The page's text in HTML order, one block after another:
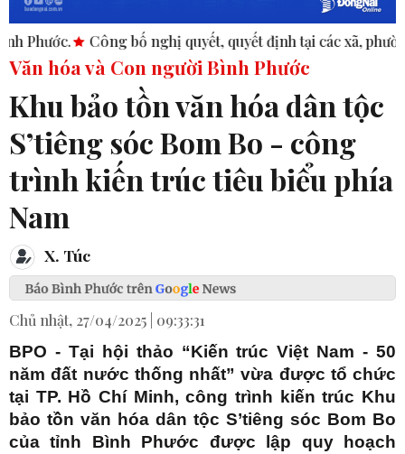
bố nghị quyết, quyết định tại các xã, phường. ASEAN
Văn hóa và Con người Bình Phước
Khu bảo tồn văn hóa dân tộc
S’tiêng sóc Bom Bo - công
trình kiến trúc tiêu biểu phía
Nam
X. Túc
Chủ nhật, 27/04/2025 | 09:33:31
BPO - Tại hội thảo “Kiến trúc Việt Nam - 50
năm đất nước thống nhất” vừa được tổ chức
tại TP. Hồ Chí Minh, công trình kiến trúc Khu
bảo tồn văn hóa dân tộc S’tiêng sóc Bom Bo
của tỉnh Bình Phước được lập quy hoạch